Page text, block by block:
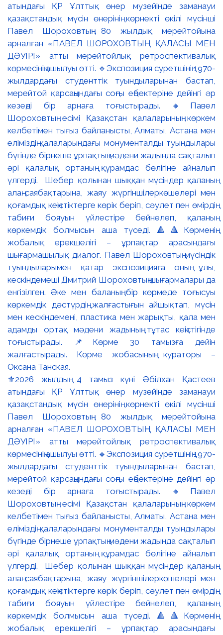
⚜️2026 жылдың 4 тамыз күні Әбілхан Қастеев
атындағы ҚР Ұлттық өнер музейінде заманауи
қазақстандық мүсін өнерінің көрнекті өкілі мүсінші
Павел Шороховтың 80 жылдық мерейтойына
арналған «ПАВЕЛ ШОРОХОВТЫҢ ҚАЛАСЫ МЕН
ДӘУІРІ» атты мерейтойлық ретроспективалық
көрмесінің ашылуы өтті. 🔹Экспозиция суретшінің 1970-
жылдардағы студенттік туындыларынан бастап,
мерейтой қарсаңындағы соңғы еңбектеріне дейінгі әр
кезеңді бір арнаға тоғыстырады. 🔸Павел
Шороховтың есімі Қазақстан қалаларының көркем
келбетімен тығыз байланысты, Алматы, Астана мен
еліміздің қалаларындағы монументалды туындылары
бүгінде бірнеше ұрпақтың мәдени жадында сақталып
әрі қалалық ортаның құрамдас бөлігіне айналып
үлгерді. Шебер қолынан шыққан мүсіндер қаланың
алаң-саябақтарына, жаяу жүргіншілеркөшелері мен
қоғамдық кеңістіктерге көрік беріп, сәулет пен өмірдің
табиғи бояуын үйлестіре бейнелеп, қаланың
көркемдік болмысын аша түседі. 🔺🔺Көрменің
жобалық ерекшелігі – ұрпақтар арасындағы